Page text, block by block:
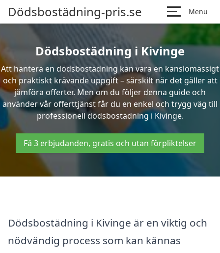
Dödsbostädning-pris.se Menu
Dödsbostädning i Kivinge
Att hantera en dödsbostädning kan vara en känslomässigt
och praktiskt krävande uppgift – särskilt när det gäller att
jämföra offerter. Men om du följer denna guide och
använder vår offerttjänst får du en enkel och trygg väg till
professionell dödsbostädning i Kivinge.
Få 3 erbjudanden, gratis och utan förpliktelser
Dödsbostädning i Kivinge är en viktig och
nödvändig process som kan kännas